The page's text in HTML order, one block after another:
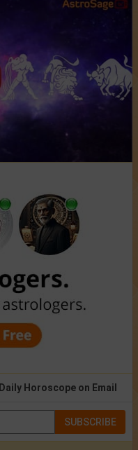
Daily Horoscope on Email
SUBSCRIBE